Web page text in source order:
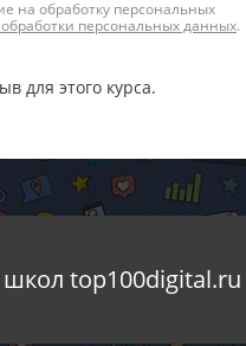
на обработку персональных
персональных данных.
для этого курса.
top100digital.ru